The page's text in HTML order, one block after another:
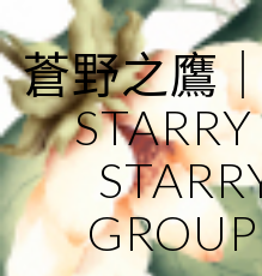
to
content
蒼野之鷹